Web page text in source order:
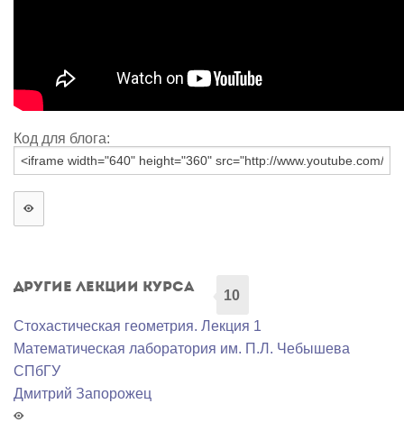
Код для блога:
Другие лекции курса
10
Стохастическая геометрия. Лекция 1
Математичеcкая лаборатория им. П.Л. Чебышева
СПбГУ
Дмитрий Запорожец